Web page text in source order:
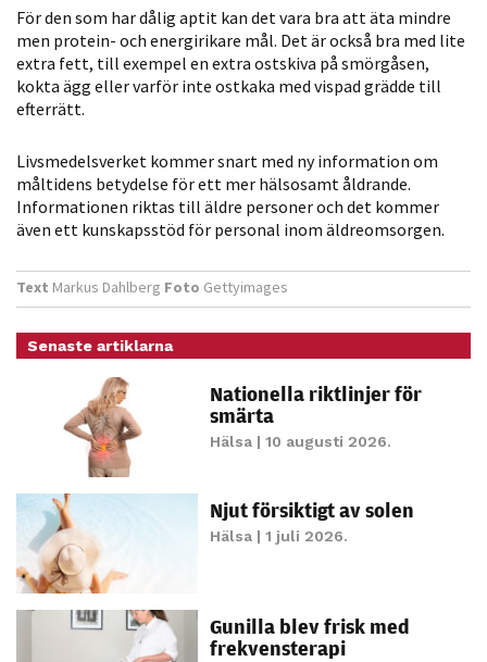
För den som har dålig aptit kan det vara bra att äta mindre
men protein- och energirikare mål. Det är också bra med lite
extra fett, till exempel en extra ostskiva på smörgåsen,
kokta ägg eller varför inte ostkaka med vispad grädde till
efterrätt.
Livsmedelsverket kommer snart med ny information om
måltidens betydelse för ett mer hälsosamt åldrande.
Informationen riktas till äldre personer och det kommer
även ett kunskapsstöd för personal inom äldreomsorgen.
Text Markus Dahlberg Foto Gettyimages
Senaste artiklarna
Nationella riktlinjer för
smärta
Hälsa| 10 augusti 2026.
Njut försiktigt av solen
Hälsa| 1 juli 2026.
Gunilla blev frisk med
frekvensterapi
prestera så
bra som
möjligt under
ditt besök.
kakorna
kommer viss
funktionalitet
från
hemsidan.
Marknadsföring
Genom att dela
med dig av dina
surfar ökar du
chansen att få se
och erbjudanden.